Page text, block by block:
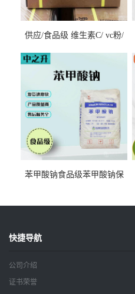
供应/食品级 维生素C/ vc粉/
苯甲酸钠食品级苯甲酸钠保
快捷导航
公司介绍
证书荣誉